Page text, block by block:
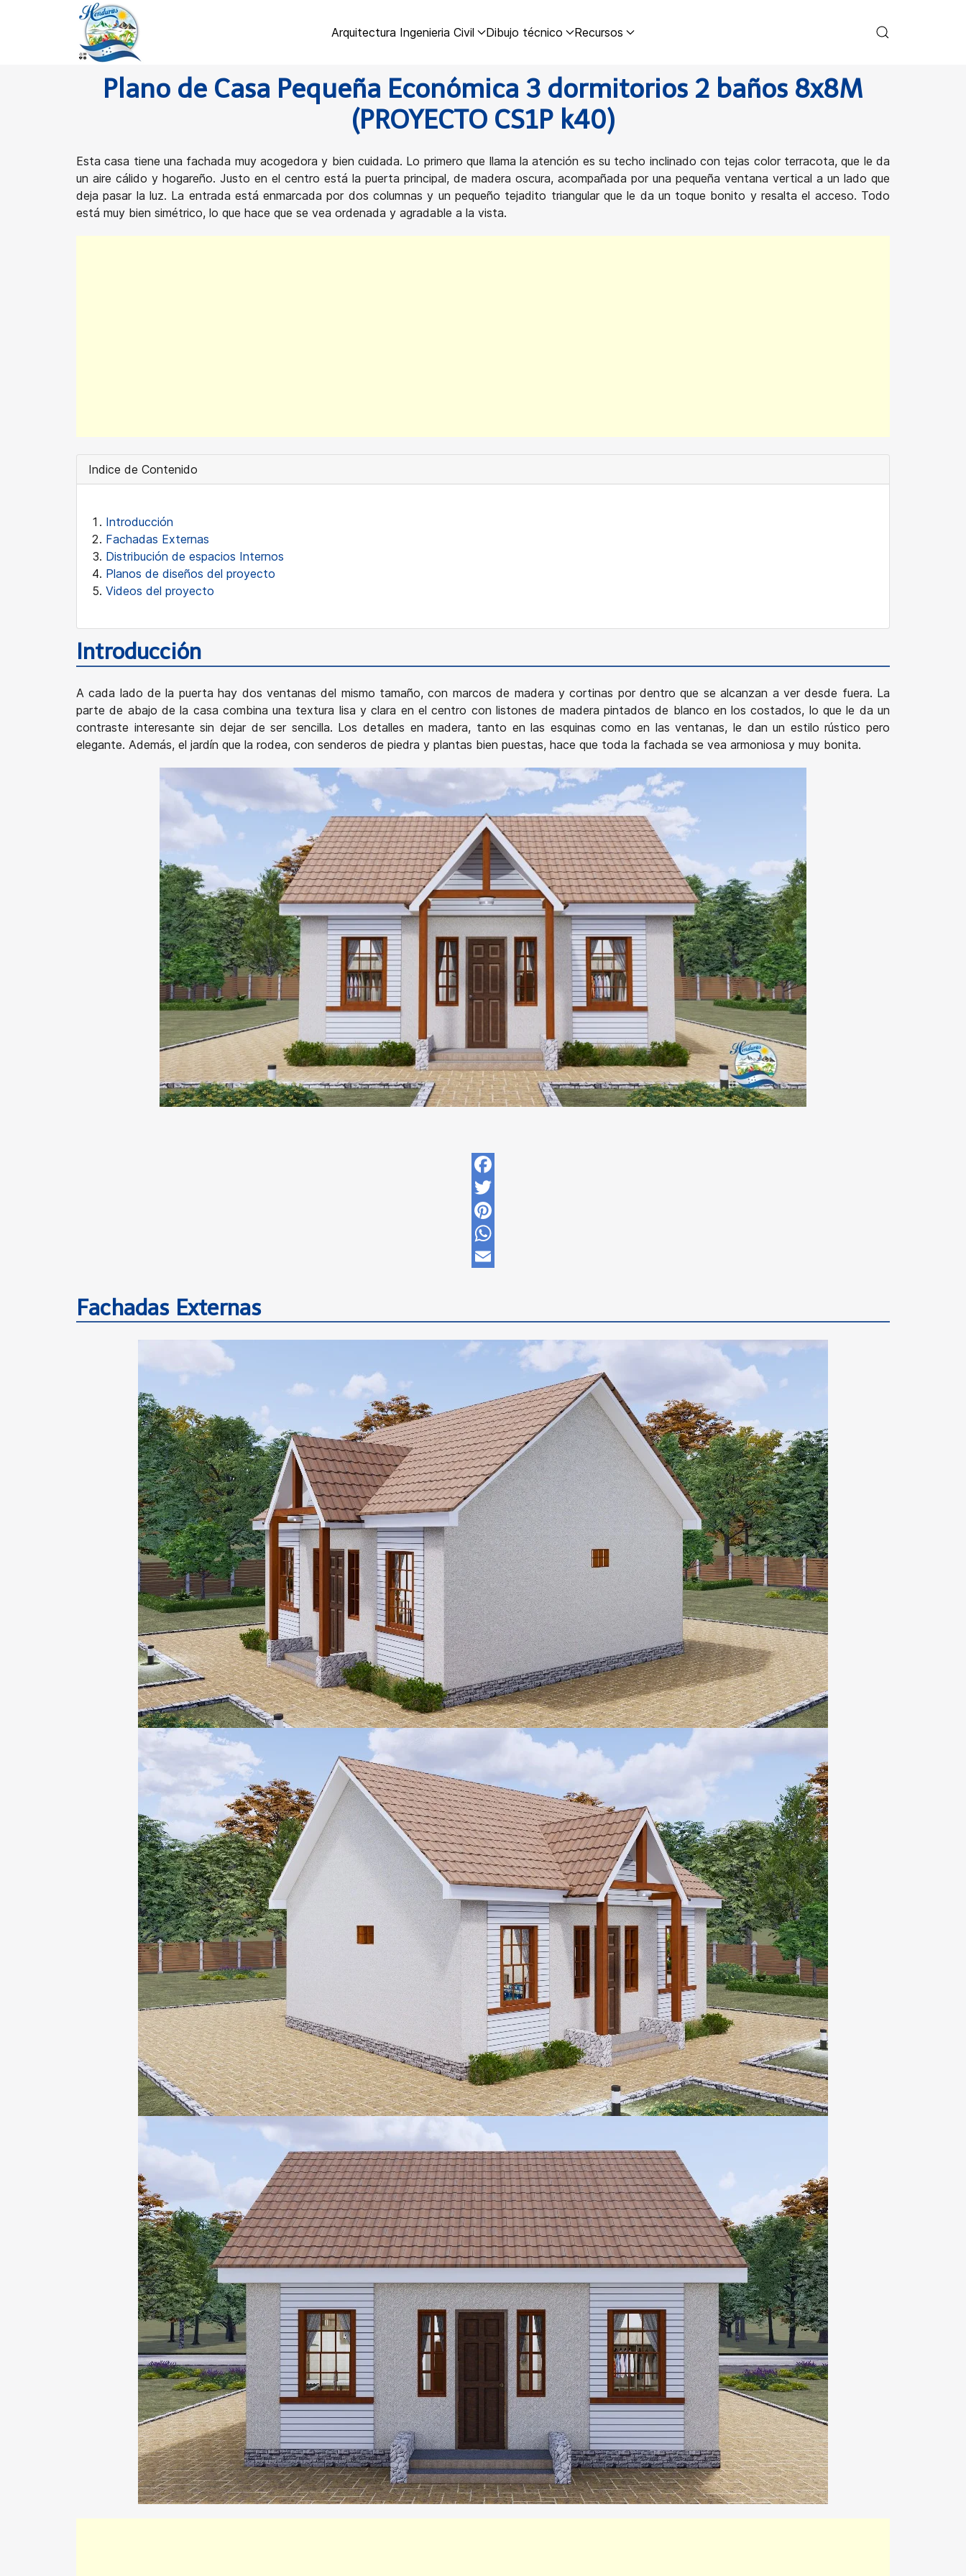
Arquitectura Ingenieria Civil Dibujo técnico Recursos
Plano de Casa Pequeña Económica 3 dormitorios 2 baños 8x8M
(PROYECTO CS1P k40)
Esta casa tiene una fachada muy acogedora y bien cuidada. Lo primero que llama la atención es su techo inclinado con tejas color terracota, que le da
un aire cálido y hogareño. Justo en el centro está la puerta principal, de madera oscura, acompañada por una pequeña ventana vertical a un lado que
deja pasar la luz. La entrada está enmarcada por dos columnas y un pequeño tejadito triangular que le da un toque bonito y resalta el acceso. Todo
está muy bien simétrico, lo que hace que se vea ordenada y agradable a la vista.
Indice de Contenido
Introducción
Fachadas Externas
Distribución de espacios Internos
Planos de diseños del proyecto
Videos del proyecto
Introducción
A cada lado de la puerta hay dos ventanas del mismo tamaño, con marcos de madera y cortinas por dentro que se alcanzan a ver desde fuera. La
parte de abajo de la casa combina una textura lisa y clara en el centro con listones de madera pintados de blanco en los costados, lo que le da un
contraste interesante sin dejar de ser sencilla. Los detalles en madera, tanto en las esquinas como en las ventanas, le dan un estilo rústico pero
elegante. Además, el jardín que la rodea, con senderos de piedra y plantas bien puestas, hace que toda la fachada se vea armoniosa y muy bonita.
Facebook
Twitter
Pinterest
WhatsApp
Fachadas Externas